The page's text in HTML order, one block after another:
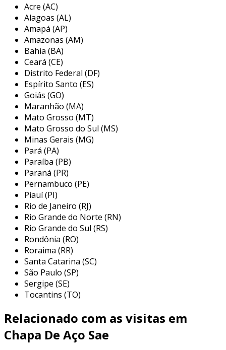
alta resistência à tração
possui uma elevada resistência à tração,
que pode variar dependendo do
tratamento térmico aplicado.
dureza : este tipo de aço pode atingir altos
níveis de dureza, sendo ideal para
suportar desgaste e abrasão.
tenacidade: a tenacidade do sae 4140
permite que ele resista a impactos e
tensões sem se romper.
desempenho em altas temperaturas
aço mantém suas propriedades em
temperaturas elevadas, o que é essencial
em aplicações de engenharia.
composição química
a composição química do aço sae 4140 é um
aspecto crucial que contribui para suas
propriedades mecânicas. geralmente, ele
possui a seguinte composição:
carbono (c)
manganês (mn)
cromo (cr): 0,80% a 1,10%
molibdênio (mo): 0,15% a 0,25%
Acre (AC)
Alagoas (AL)
Amapá (AP)
Amazonas (AM)
Bahia (BA)
Ceará (CE)
Distrito Federal (DF)
Espírito Santo (ES)
Goiás (GO)
Maranhão (MA)
Mato Grosso (MT)
Mato Grosso do Sul (MS)
Minas Gerais (MG)
Pará (PA)
Paraíba (PB)
Paraná (PR)
Pernambuco (PE)
Piauí (PI)
Rio de Janeiro (RJ)
Rio Grande do Norte (RN)
Rio Grande do Sul (RS)
Rondônia (RO)
Roraima (RR)
Santa Catarina (SC)
São Paulo (SP)
Sergipe (SE)
Tocantins (TO)
Relacionado com as visitas em
Chapa De Aço Sae